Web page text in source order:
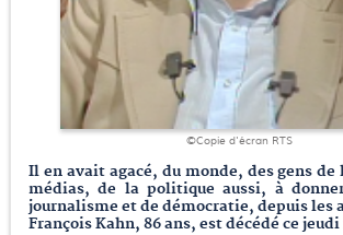
©Copie d'écran RTS
Il en avait agacé, du monde, des gens de
médias, de la politique aussi, à
journalisme et de démocratie, depuis les
François Kahn, 86 ans, est décédé ce